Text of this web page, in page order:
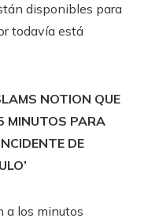
disponibles para
todavía está
NOTION QUE
MINUTOS PARA
DE
a los minutos